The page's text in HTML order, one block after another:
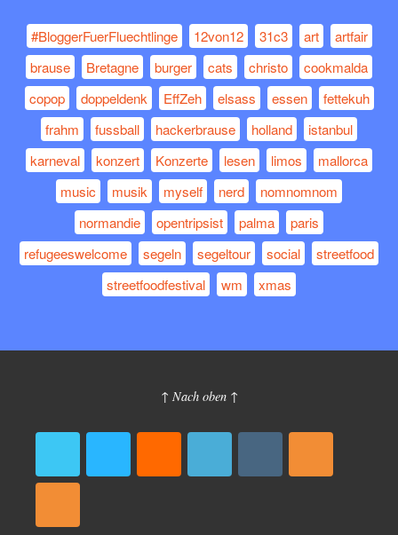
#BloggerFuerFluechtlinge 12von12 31c3 art
artfair
brause
Bretagne burger cats christo
cookmalda
copop
doppeldenk EffZeh elsass essen
fettekuh
frahm
fussball hackerbrause holland
istanbul
karneval
konzert Konzerte lesen limos
mallorca
music
musik myself nerd
nomnomnom
normandie
opentripsist palma
paris
refugeeswelcome
segeln segeltour social
streetfood
streetfoodfestival
wm xmas
↑ Nach oben ↑